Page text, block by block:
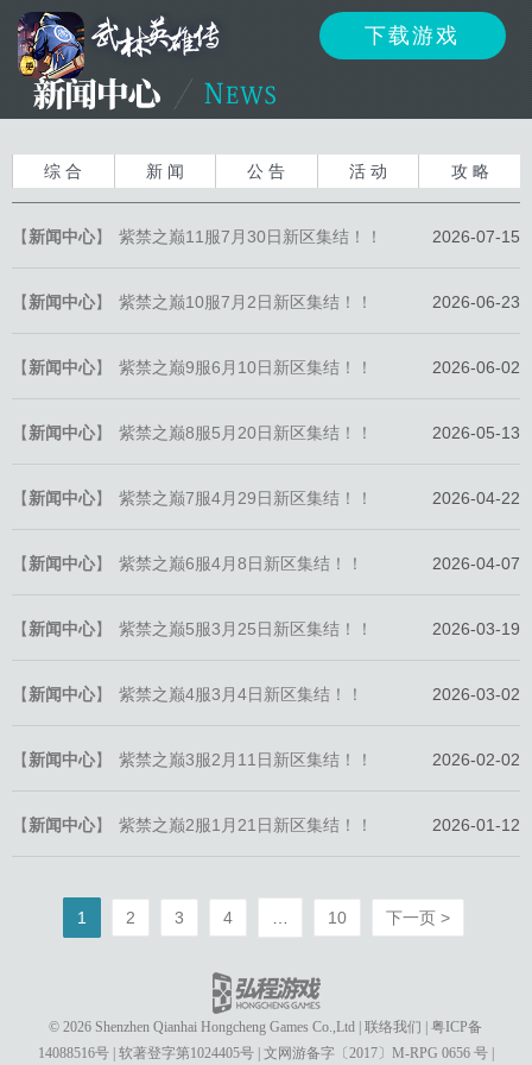
下载游戏
综 合 新 闻 公 告 活 动 攻 略
【新闻中心】 紫禁之巅11服7月30日新区集结！！ 2026-07-15
【新闻中心】 紫禁之巅10服7月2日新区集结！！ 2026-06-23
【新闻中心】 紫禁之巅9服6月10日新区集结！！ 2026-06-02
【新闻中心】 紫禁之巅8服5月20日新区集结！！ 2026-05-13
【新闻中心】 紫禁之巅7服4月29日新区集结！！ 2026-04-22
【新闻中心】 紫禁之巅6服4月8日新区集结！！ 2026-04-07
【新闻中心】 紫禁之巅5服3月25日新区集结！！ 2026-03-19
【新闻中心】 紫禁之巅4服3月4日新区集结！！ 2026-03-02
【新闻中心】 紫禁之巅3服2月11日新区集结！！ 2026-02-02
【新闻中心】 紫禁之巅2服1月21日新区集结！！ 2026-01-12
1 2 3 4 … 10 下一页 >
© 2026 Shenzhen Qianhai Hongcheng Games Co.,Ltd 联络我们
粤ICP备
14088516号 软著登字第1024405号 文网游备字〔2017〕M-RPG 0656 号
资讯
活动 资料 攻略
反馈 下载 客服